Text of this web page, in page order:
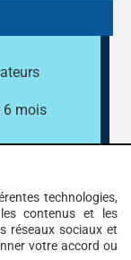
6 mois
technologies,
contenus et les
réseaux sociaux et
votre accord ou